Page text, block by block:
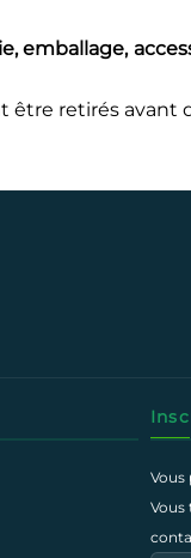
emballage,
être retirés
Vous
Vous